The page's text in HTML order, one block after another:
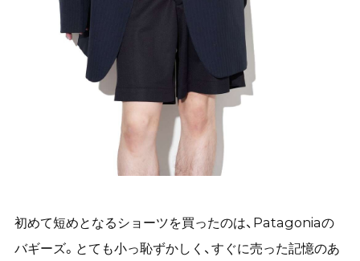
初めて短めとなるショーツを買ったのは、Patagoniaの
バギーズ。とても小っ恥ずかしく、すぐに売った記憶のあ